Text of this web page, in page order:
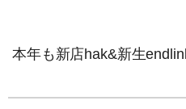
本年も新店hak&新生